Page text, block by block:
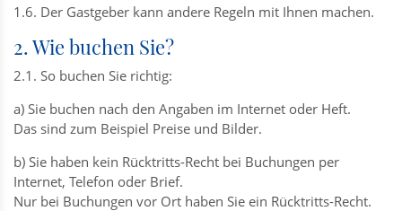
1.6. Der Gastgeber kann andere Regeln mit Ihnen machen.
2. Wie buchen Sie?
2.1. So buchen Sie richtig:
a) Sie buchen nach den Angaben im Internet oder Heft.
Das sind zum Beispiel Preise und Bilder.
b) Sie haben kein Rücktritts-Recht bei Buchungen per
Internet, Telefon oder Brief.
Nur bei Buchungen vor Ort haben Sie ein Rücktritts-Recht.